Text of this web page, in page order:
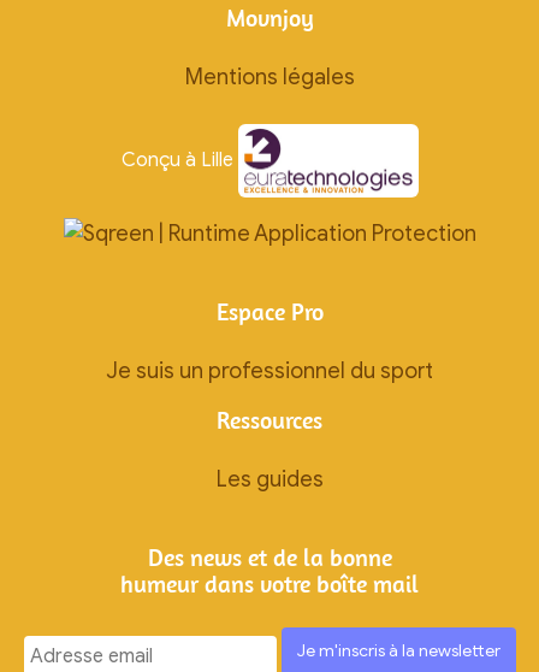
Movnjoy
Mentions légales
Conçu à Lille
Espace Pro
Je suis un professionnel du sport
Ressources
Les guides
Des news et de la bonne
humeur dans votre boîte mail